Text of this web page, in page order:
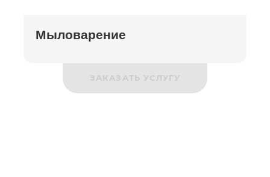
Мыловарение
ЗАКАЗАТЬ УСЛУГУ